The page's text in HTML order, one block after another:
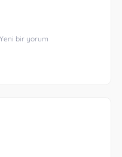
bir yorum